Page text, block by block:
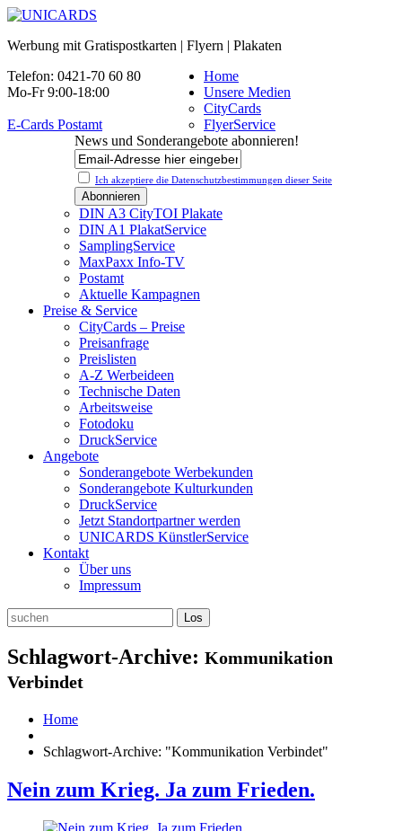
Werbung mit Gratispostkarten | Flyern | Plakaten
Telefon: 0421-70 60 80
Mo-Fr 9:00-18:00
E-Cards Postamt
News und Sonderangebote abonnieren!
Ich akzeptiere die Datenschutz­bestimmungen dieser Seite
Home
Unsere Medien
CityCards
FlyerService
DIN A3 CityTOI Plakate
DIN A1 PlakatService
SamplingService
MaxPaxx Info-TV
Postamt
Aktuelle Kampagnen
Preise & Service
CityCards – Preise
Preisanfrage
Preislisten
A-Z Werbeideen
Technische Daten
Arbeitsweise
Fotodoku
DruckService
Angebote
Sonderangebote Werbekunden
Sonderangebote Kulturkunden
DruckService
Jetzt Standortpartner werden
UNICARDS KünstlerService
Kontakt
Über uns
Impressum
Schlagwort-Archive: Kommunikation
Verbindet
Home
Schlagwort-Archive: "Kommunikation Verbindet"
Nein zum Krieg. Ja zum Frieden.